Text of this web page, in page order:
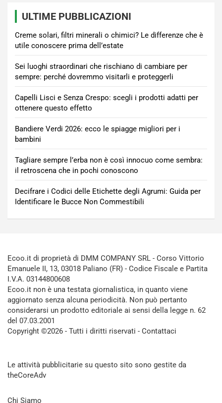
ULTIME PUBBLICAZIONI
Creme solari, filtri minerali o chimici? Le differenze che è
utile conoscere prima dell’estate
Sei luoghi straordinari che rischiano di cambiare per
sempre: perché dovremmo visitarli e proteggerli
Capelli Lisci e Senza Crespo: scegli i prodotti adatti per
ottenere questo effetto
Bandiere Verdi 2026: ecco le spiagge migliori per i
bambini
Tagliare sempre l’erba non è così innocuo come sembra:
il retroscena che in pochi conoscono
Decifrare i Codici delle Etichette degli Agrumi: Guida per
Identificare le Bucce Non Commestibili
Ecoo.it di proprietà di DMM COMPANY SRL - Corso Vittorio
Emanuele II, 13, 03018 Paliano (FR) - Codice Fiscale e Partita
I.V.A. 03144800608
Ecoo.it non è una testata giornalistica, in quanto viene
aggiornato senza alcuna periodicità. Non può pertanto
considerarsi un prodotto editoriale ai sensi della legge n. 62
del 07.03.2001
Copyright ©2026 - Tutti i diritti riservati - Contattaci
Le attività pubblicitarie su questo sito sono gestite da
theCoreAdv
Chi Siamo